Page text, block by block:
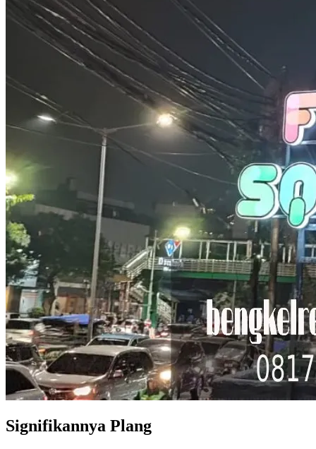
Signifikannya Plang